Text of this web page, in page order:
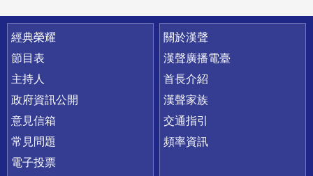
快速連結
經典榮耀
節目表
主持人
政府資訊公開
意見信箱
常見問題
電子投票
關於漢聲
漢聲廣播電臺
首長介紹
漢聲家族
交通指引
頻率資訊